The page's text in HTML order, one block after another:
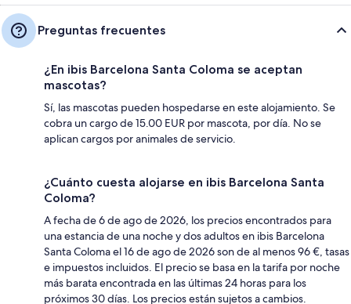
Preguntas frecuentes
¿En ibis Barcelona Santa Coloma se aceptan
mascotas?
Sí, las mascotas pueden hospedarse en este alojamiento. Se
cobra un cargo de 15.00 EUR por mascota, por día. No se
aplican cargos por animales de servicio.
¿Cuánto cuesta alojarse en ibis Barcelona Santa
Coloma?
A fecha de 6 de ago de 2026, los precios encontrados para
una estancia de una noche y dos adultos en ibis Barcelona
Santa Coloma el 16 de ago de 2026 son de al menos 96 €, tasas
e impuestos incluidos. El precio se basa en la tarifa por noche
más barata encontrada en las últimas 24 horas para los
próximos 30 días. Los precios están sujetos a cambios.